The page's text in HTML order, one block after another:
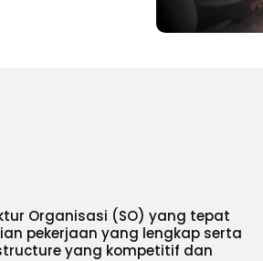
Organisasi (SO) yang tepat
pekerjaan yang lengkap serta
yang kompetitif dan